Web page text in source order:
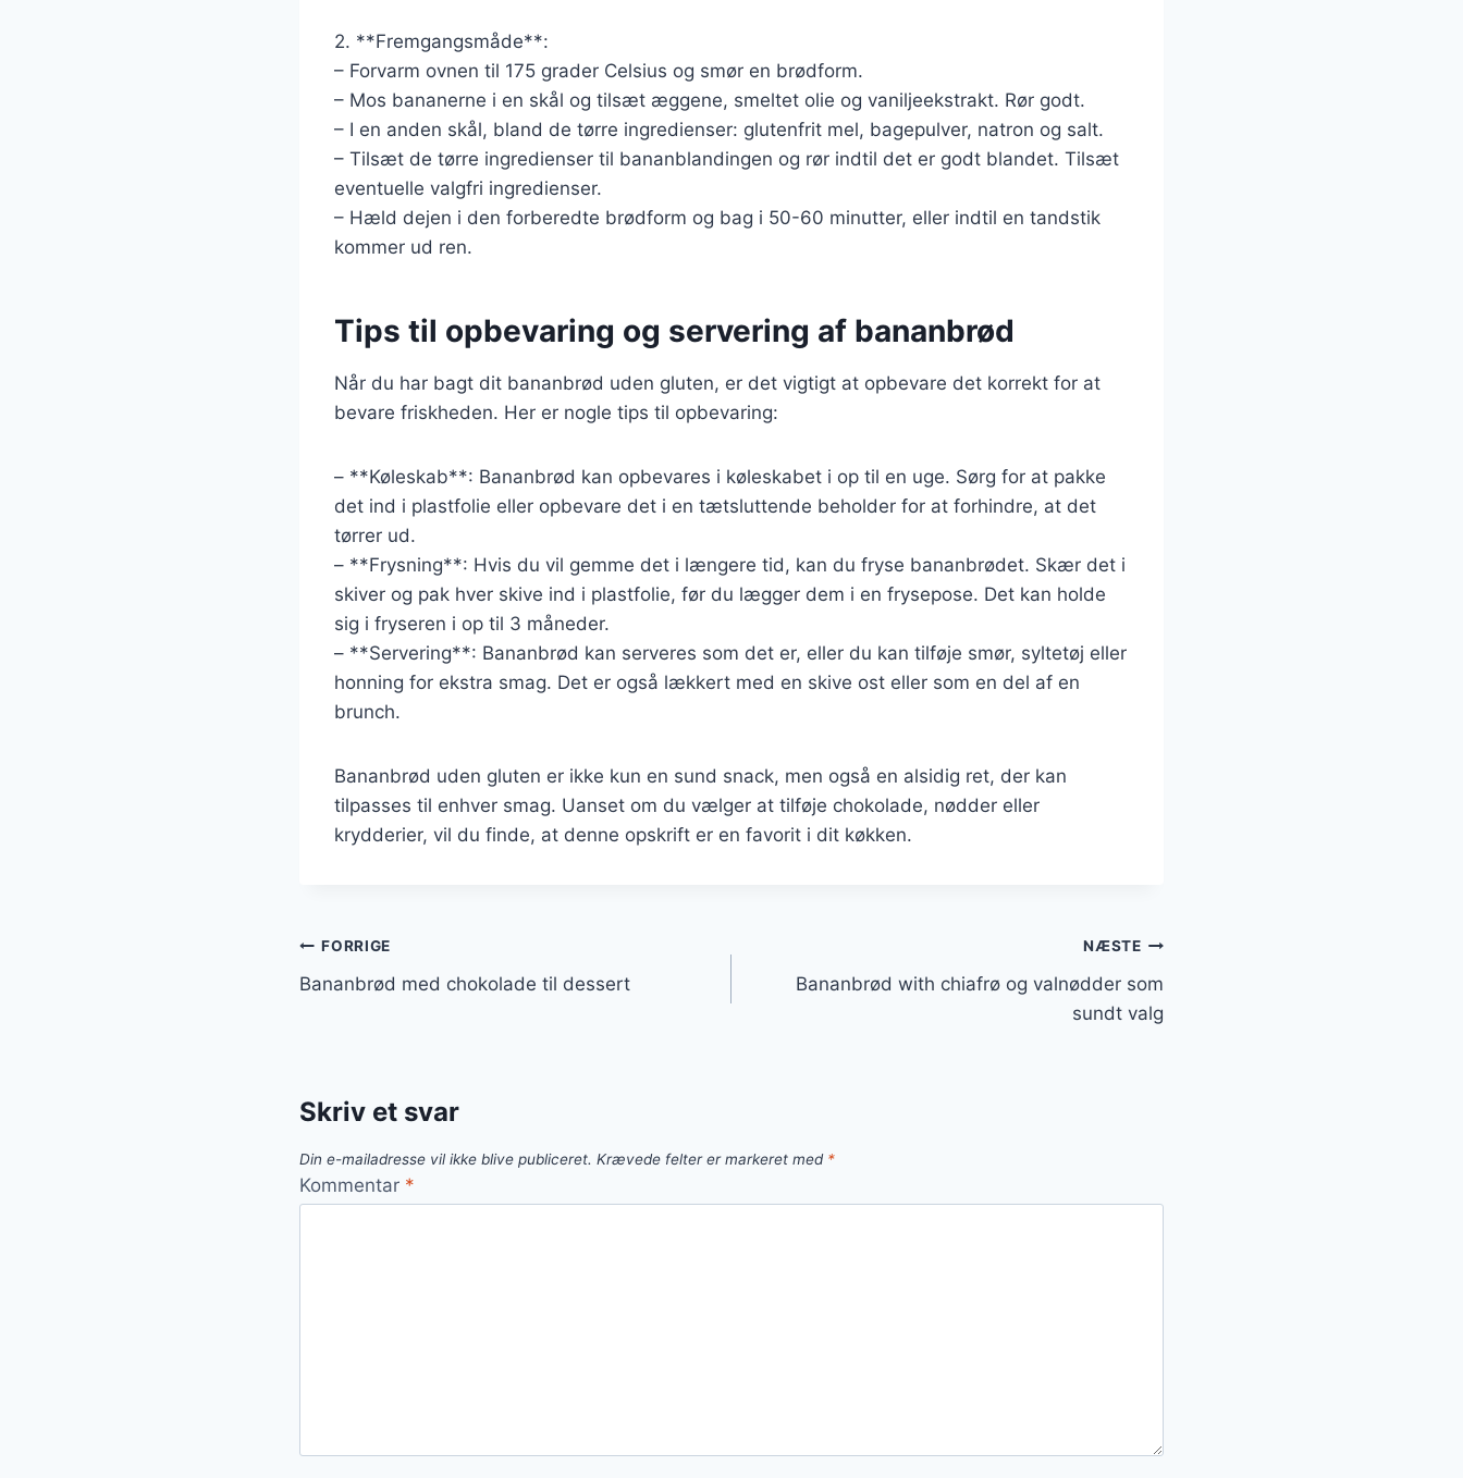
2. **Fremgangsmåde**:
– Forvarm ovnen til 175 grader Celsius og smør en brødform.
– Mos bananerne i en skål og tilsæt æggene, smeltet olie og vaniljeekstrakt. Rør godt.
– I en anden skål, bland de tørre ingredienser: glutenfrit mel, bagepulver, natron og salt.
– Tilsæt de tørre ingredienser til bananblandingen og rør indtil det er godt blandet. Tilsæt
eventuelle valgfri ingredienser.
– Hæld dejen i den forberedte brødform og bag i 50-60 minutter, eller indtil en tandstik
kommer ud ren.
Tips til opbevaring og servering af bananbrød
Når du har bagt dit bananbrød uden gluten, er det vigtigt at opbevare det korrekt for at
bevare friskheden. Her er nogle tips til opbevaring:
– **Køleskab**: Bananbrød kan opbevares i køleskabet i op til en uge. Sørg for at pakke
det ind i plastfolie eller opbevare det i en tætsluttende beholder for at forhindre, at det
tørrer ud.
– **Frysning**: Hvis du vil gemme det i længere tid, kan du fryse bananbrødet. Skær det i
skiver og pak hver skive ind i plastfolie, før du lægger dem i en frysepose. Det kan holde
sig i fryseren i op til 3 måneder.
– **Servering**: Bananbrød kan serveres som det er, eller du kan tilføje smør, syltetøj eller
honning for ekstra smag. Det er også lækkert med en skive ost eller som en del af en
brunch.
Bananbrød uden gluten er ikke kun en sund snack, men også en alsidig ret, der kan
tilpasses til enhver smag. Uanset om du vælger at tilføje chokolade, nødder eller
krydderier, vil du finde, at denne opskrift er en favorit i dit køkken.
Indlægsnavigation
FORRIGE
Bananbrød med chokolade til dessert
NÆSTE
Bananbrød with chiafrø og valnødder som
sundt valg
Skriv et svar
Din e-mailadresse vil ikke blive publiceret. Krævede felter er markeret med *
Kommentar *